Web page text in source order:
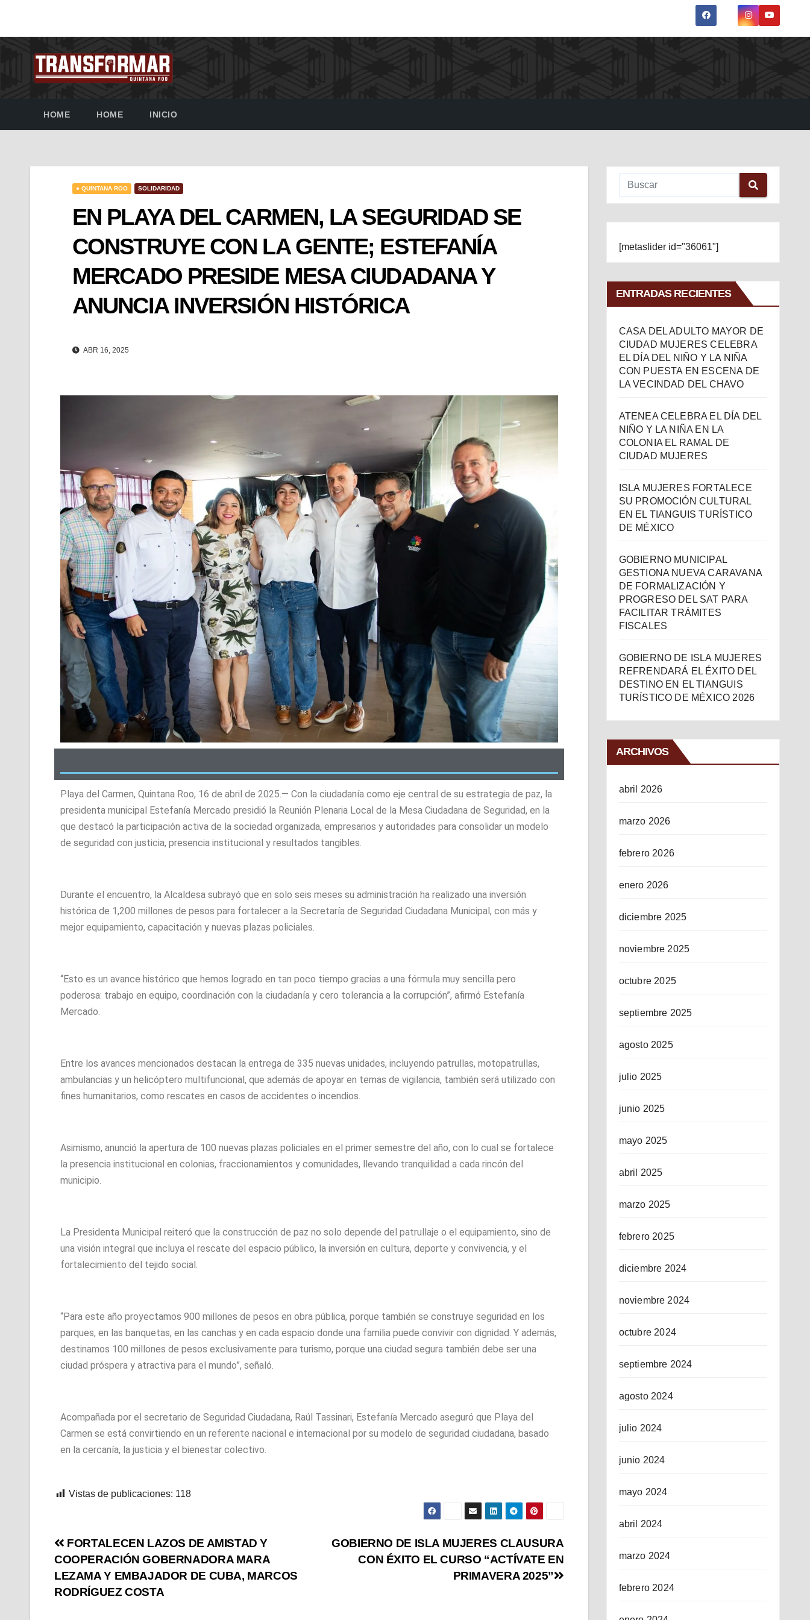
HOME HOME INICIO
● QUINTANA ROO SOLIDARIDAD
EN PLAYA DEL CARMEN, LA SEGURIDAD SE
CONSTRUYE CON LA GENTE; ESTEFANÍA
MERCADO PRESIDE MESA CIUDADANA Y
ANUNCIA INVERSIÓN HISTÓRICA
ABR 16, 2025
Playa del Carmen, Quintana Roo, 16 de abril de 2025.— Con la ciudadanía como eje central de su estrategia de paz, la
presidenta municipal Estefanía Mercado presidió la Reunión Plenaria Local de la Mesa Ciudadana de Seguridad, en la
que destacó la participación activa de la sociedad organizada, empresarios y autoridades para consolidar un modelo
de seguridad con justicia, presencia institucional y resultados tangibles.
Durante el encuentro, la Alcaldesa subrayó que en solo seis meses su administración ha realizado una inversión
histórica de 1,200 millones de pesos para fortalecer a la Secretaría de Seguridad Ciudadana Municipal, con más y
mejor equipamiento, capacitación y nuevas plazas policiales.
“Esto es un avance histórico que hemos logrado en tan poco tiempo gracias a una fórmula muy sencilla pero
poderosa: trabajo en equipo, coordinación con la ciudadanía y cero tolerancia a la corrupción”, afirmó Estefanía
Mercado.
Entre los avances mencionados destacan la entrega de 335 nuevas unidades, incluyendo patrullas, motopatrullas,
ambulancias y un helicóptero multifuncional, que además de apoyar en temas de vigilancia, también será utilizado con
fines humanitarios, como rescates en casos de accidentes o incendios.
Asimismo, anunció la apertura de 100 nuevas plazas policiales en el primer semestre del año, con lo cual se fortalece
la presencia institucional en colonias, fraccionamientos y comunidades, llevando tranquilidad a cada rincón del
municipio.
La Presidenta Municipal reiteró que la construcción de paz no solo depende del patrullaje o el equipamiento, sino de
una visión integral que incluya el rescate del espacio público, la inversión en cultura, deporte y convivencia, y el
fortalecimiento del tejido social.
“Para este año proyectamos 900 millones de pesos en obra pública, porque también se construye seguridad en los
parques, en las banquetas, en las canchas y en cada espacio donde una familia puede convivir con dignidad. Y además,
destinamos 100 millones de pesos exclusivamente para turismo, porque una ciudad segura también debe ser una
ciudad próspera y atractiva para el mundo”, señaló.
Acompañada por el secretario de Seguridad Ciudadana, Raúl Tassinari, Estefanía Mercado aseguró que Playa del
Carmen se está convirtiendo en un referente nacional e internacional por su modelo de seguridad ciudadana, basado
en la cercanía, la justicia y el bienestar colectivo.
Vistas de publicaciones: 118
GOBIERNO DE ISLA MUJERES CLAUSURA
CON ÉXITO EL CURSO “ACTÍVATE EN
PRIMAVERA 2025”
FORTALECEN LAZOS DE AMISTAD Y
COOPERACIÓN GOBERNADORA MARA
LEZAMA Y EMBAJADOR DE CUBA, MARCOS
RODRÍGUEZ COSTA
[metaslider id="36061"]
ENTRADAS RECIENTES
CASA DEL ADULTO MAYOR DE
CIUDAD MUJERES CELEBRA
EL DÍA DEL NIÑO Y LA NIÑA
CON PUESTA EN ESCENA DE
LA VECINDAD DEL CHAVO
ATENEA CELEBRA EL DÍA DEL
NIÑO Y LA NIÑA EN LA
COLONIA EL RAMAL DE
CIUDAD MUJERES
ISLA MUJERES FORTALECE
SU PROMOCIÓN CULTURAL
EN EL TIANGUIS TURÍSTICO
DE MÉXICO
GOBIERNO MUNICIPAL
GESTIONA NUEVA CARAVANA
DE FORMALIZACIÓN Y
PROGRESO DEL SAT PARA
FACILITAR TRÁMITES
FISCALES
GOBIERNO DE ISLA MUJERES
REFRENDARÁ EL ÉXITO DEL
DESTINO EN EL TIANGUIS
TURÍSTICO DE MÉXICO 2026
ARCHIVOS
abril 2026
marzo 2026
febrero 2026
enero 2026
diciembre 2025
noviembre 2025
octubre 2025
septiembre 2025
agosto 2025
julio 2025
junio 2025
mayo 2025
abril 2025
marzo 2025
febrero 2025
diciembre 2024
noviembre 2024
octubre 2024
septiembre 2024
agosto 2024
julio 2024
junio 2024
mayo 2024
abril 2024
marzo 2024
febrero 2024